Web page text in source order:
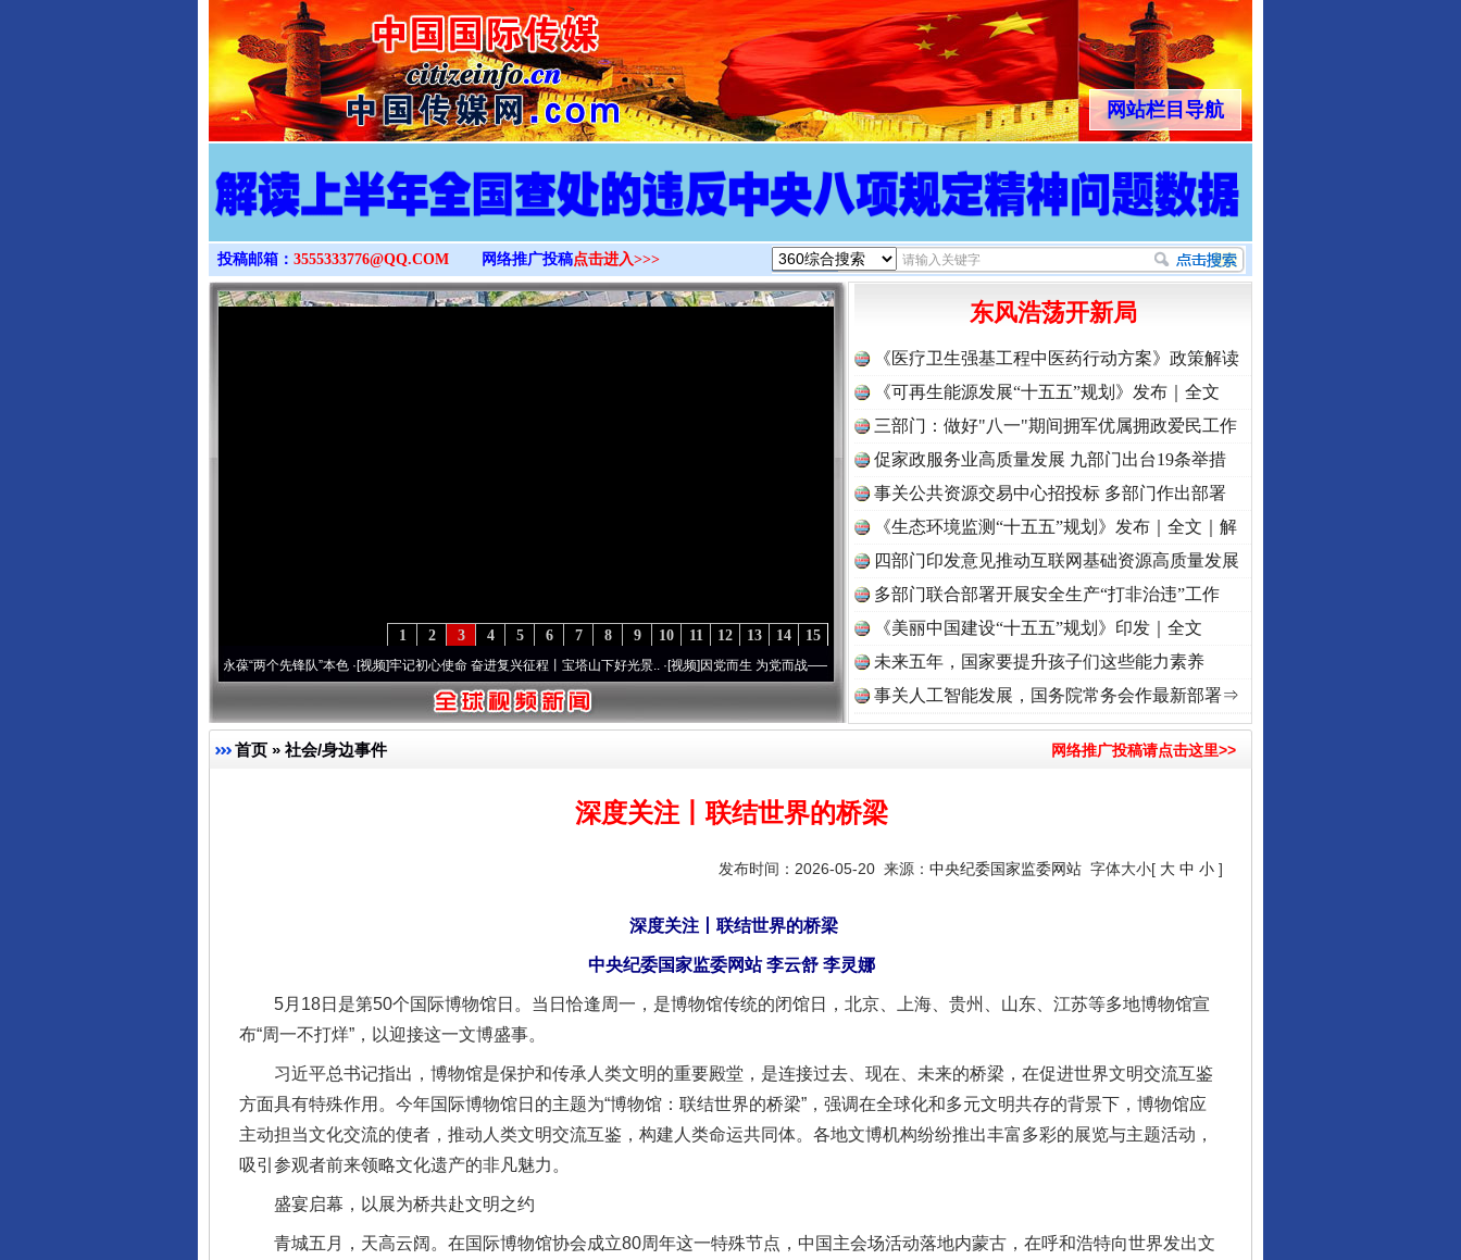
>
网站栏目导航
投稿邮箱： 3555333776@QQ.COM 网络推广投稿点击进入>>>
15
14
13
12
11
10
9
8
7
6
5
4
3
2
1
永葆“两个先锋队”本色·[视频]牢记初心使命 奋进复兴征程丨宝塔山下好光景..·[视频]因党而生 为党而战——百年“纪”事⑧加强纪律..·[视频] 牢记初心使命 奋进复兴征程丨“转折之城”激荡..
东风浩荡开新局
《医疗卫生强基工程中医药行动方案》政策解读
《可再生能源发展“十五五”规划》发布｜全文
三部门：做好"八一"期间拥军优属拥政爱民工作
促家政服务业高质量发展 九部门出台19条举措
事关公共资源交易中心招投标 多部门作出部署
《生态环境监测“十五五”规划》发布｜全文｜解
读
四部门印发意见推动互联网基础资源高质量发展
多部门联合部署开展安全生产“打非治违”工作
《美丽中国建设“十五五”规划》印发｜全文
未来五年，国家要提升孩子们这些能力素养
事关人工智能发展，国务院常务会作最新部署⇒
首页 » 社会/身边事件 网络推广投稿请点击这里>>
深度关注丨联结世界的桥梁
发布时间：2026-05-20 来源： 中央纪委国家监委网站 字体大小[ 大 中 小 ]
深度关注丨联结世界的桥梁
中央纪委国家监委网站 李云舒 李灵娜
5月18日是第50个国际博物馆日。当日恰逢周一，是博物馆传统的闭馆日，北京、上海、贵州、山东、江苏等多地博物馆宣
布“周一不打烊”，以迎接这一文博盛事。
习近平总书记指出，博物馆是保护和传承人类文明的重要殿堂，是连接过去、现在、未来的桥梁，在促进世界文明交流互鉴
方面具有特殊作用。今年国际博物馆日的主题为“博物馆：联结世界的桥梁”，强调在全球化和多元文明共存的背景下，博物馆应
主动担当文化交流的使者，推动人类文明交流互鉴，构建人类命运共同体。各地文博机构纷纷推出丰富多彩的展览与主题活动，
吸引参观者前来领略文化遗产的非凡魅力。
盛宴启幕，以展为桥共赴文明之约
青城五月，天高云阔。在国际博物馆协会成立80周年这一特殊节点，中国主会场活动落地内蒙古，在呼和浩特向世界发出文